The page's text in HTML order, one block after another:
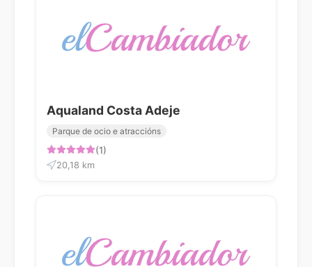
Aqualand Costa Adeje
Parque de ocio e atraccións
(1)
20,18 km